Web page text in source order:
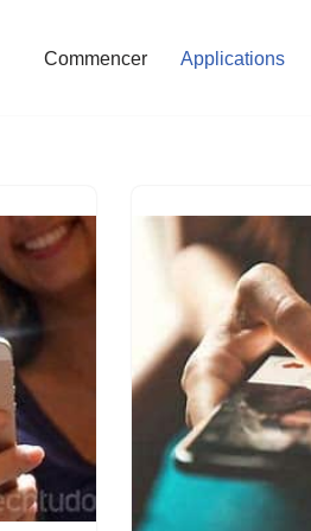
Commencer Applications